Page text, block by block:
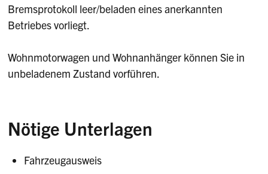
Bremsprotokoll leer/beladen eines anerkannten
Betriebes vorliegt.
Wohnmotorwagen und Wohnanhänger können Sie in
unbeladenem Zustand vorführen.
Nötige Unterlagen
Fahrzeugausweis